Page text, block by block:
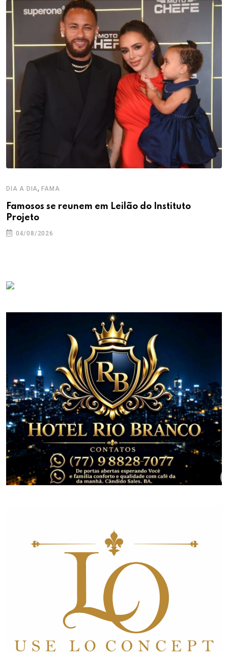
DIA A DIA,FAMA
Famosos se reunem em Leilão do Instituto
Projeto
04/08/2026